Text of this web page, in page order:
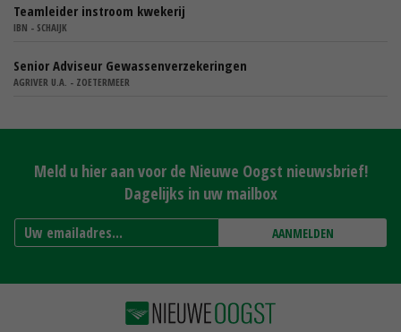
Teamleider instroom kwekerij
IBN - SCHAIJK
Senior Adviseur Gewassenverzekeringen
AGRIVER U.A. - ZOETERMEER
Meld u hier aan voor de Nieuwe Oogst nieuwsbrief!
Dagelijks in uw mailbox
AANMELDEN